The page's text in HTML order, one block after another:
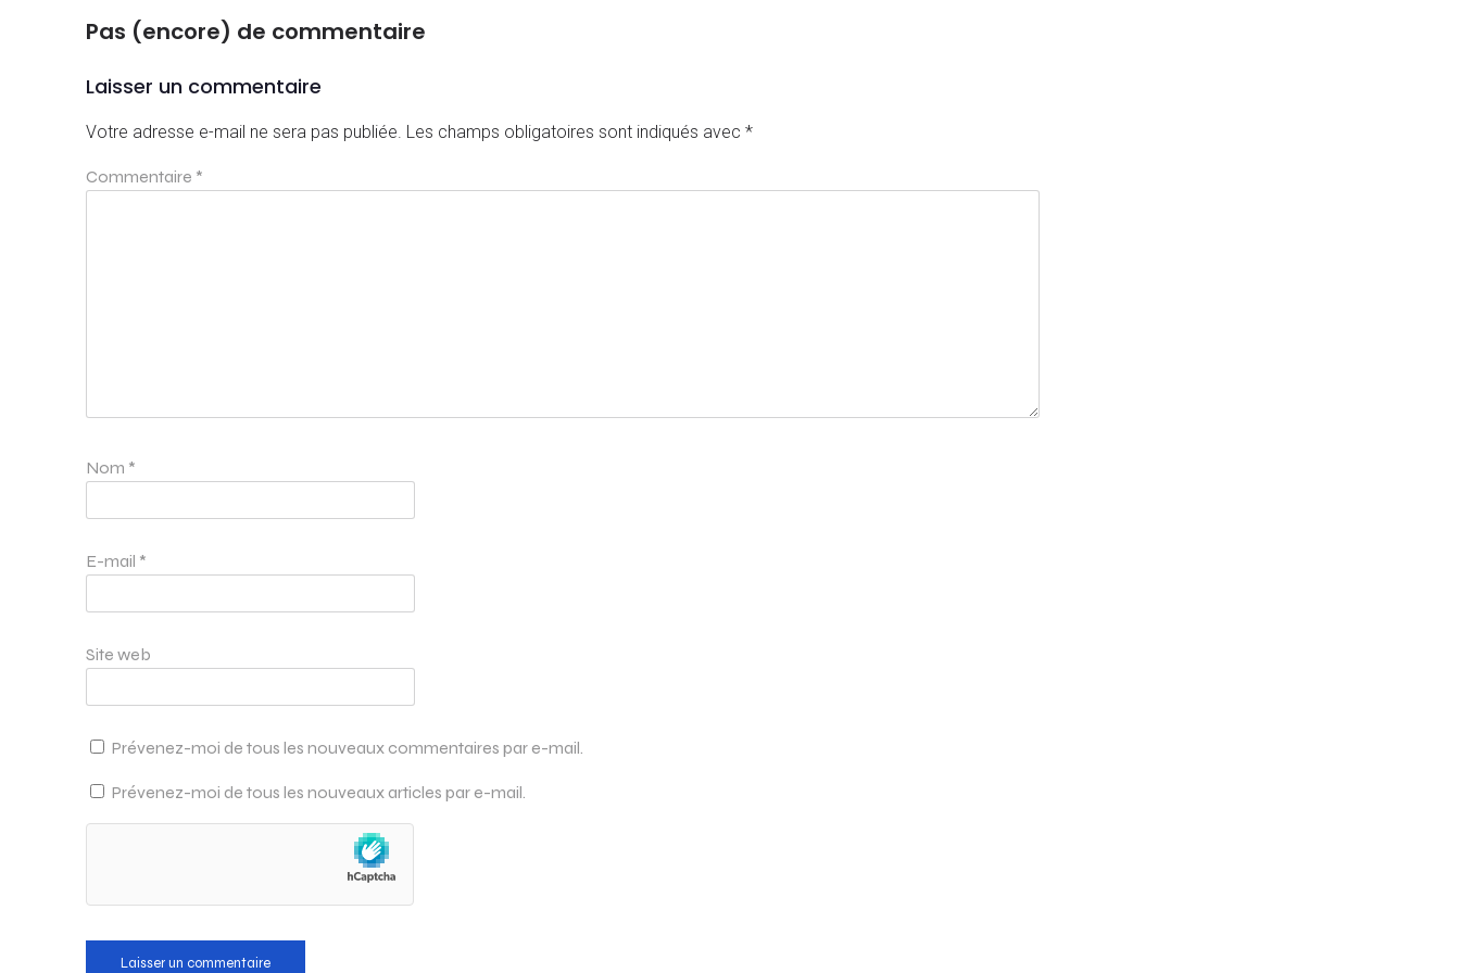
Pas (encore) de commentaire
Laisser un commentaire
Votre adresse e-mail ne sera pas publiée. Les champs obligatoires sont indiqués avec *
Commentaire *
Nom *
E-mail *
Site web
Prévenez-moi de tous les nouveaux commentaires par e-mail.
Prévenez-moi de tous les nouveaux articles par e-mail.